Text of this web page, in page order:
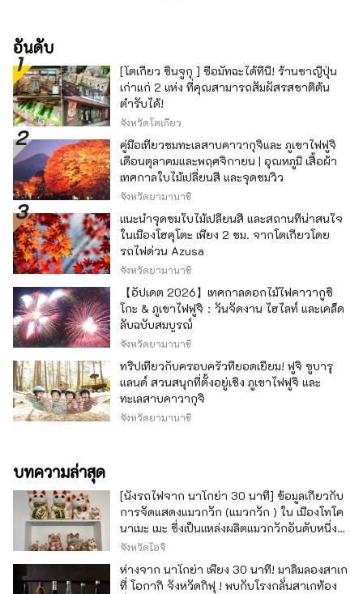
อันดับ
[โตเกียว ชินจูกุ ] ซื้อมัทฉะได้ที่นี่! ร้านชาญี่ปุ่น
เก่าแก่ 2 แห่ง ที่คุณสามารถสัมผัสรสชาติต้น
ตำรับได้!
จังหวัดโตเกียว
คู่มือเที่ยวชมทะเลสาบคาวากุจิและ ภูเขาไฟฟูจิ
เดือนตุลาคมและพฤศจิกายน | อุณหภูมิ เสื้อผ้า
เทศกาลใบไม้เปลี่ยนสี และจุดชมวิว
จังหวัดยามานาชิ
แนะนำจุดชมใบไม้เปลี่ยนสี และสถานที่น่าสนใจ
ในเมืองโฮคุโตะ เพียง 2 ชม. จากโตเกียวโดย
รถไฟด่วน Azusa
จังหวัดยามานาชิ
【อัปเดต 2026】เทศกาลดอกไม้ไฟคาวากูชิ
โกะ & ภูเขาไฟฟูจิ：วันจัดงาน ไฮไลท์ และเคล็ด
ลับฉบับสมบูรณ์
จังหวัดยามานาชิ
ทริปเที่ยวกับครอบครัวที่ยอดเยี่ยม! ฟูจิ ซูบารุ
แลนด์ สวนสนุกที่ตั้งอยู่เชิง ภูเขาไฟฟูจิ และ
ทะเลสาบคาวากุจิ
จังหวัดยามานาชิ
บทความล่าสุด
[นั่งรถไฟจาก นาโกย่า 30 นาที] ข้อมูลเกี่ยวกับ
การจัดแสดงแมวกวัก (แมวกวัก ) ใน เมืองโทโค
นาเมะ เมะ ซึ่งเป็นแหล่งผลิตแมวกวักอันดับหนึ่ง
ของญี่ปุ่น
จังหวัดไอจิ
ห่างจาก นาโกย่า เพียง 30 นาที! มาลิ้มลองสาเก
ที่ โอกากิ จังหวัดกิฟุ ! พบกับโรงกลั่นสาเกท้อง